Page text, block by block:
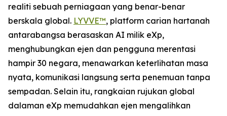
realiti sebuah perniagaan yang benar-benar
berskala global. LYVVE™, platform carian hartanah
antarabangsa berasaskan AI milik eXp,
menghubungkan ejen dan pengguna merentasi
hampir 30 negara, menawarkan keterlihatan masa
nyata, komunikasi langsung serta penemuan tanpa
sempadan. Selain itu, rangkaian rujukan global
dalaman eXp memudahkan ejen mengalihkan